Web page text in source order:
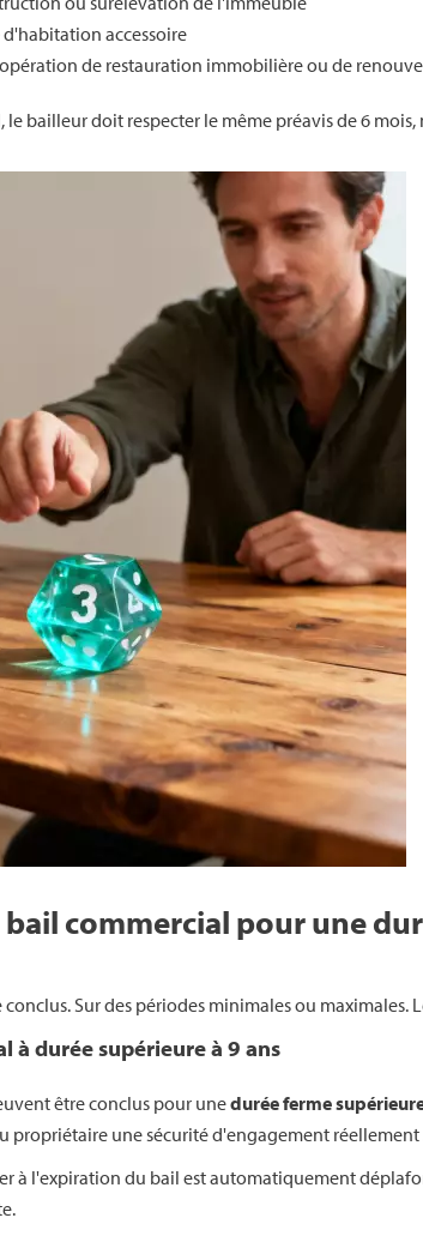
accessoire
de restauration immobilière ou de
le bailleur doit respecter le même préavis de 6
commercial pour une
Sur des périodes minimales ou maximales.
à durée supérieure à 9 ans
être conclus pour unedurée ferme
propriétaire une sécurité d'engagement
à l'expiration du bail est automatiquement